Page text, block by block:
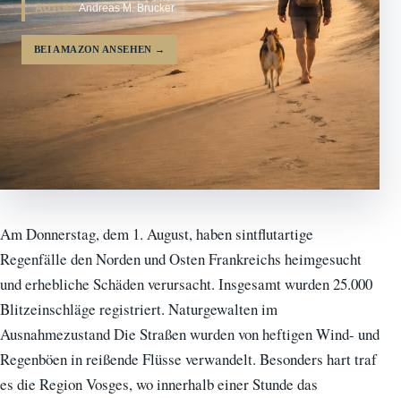
AUTOR:Andreas M. Brucker
BEI AMAZON ANSEHEN →
Am Donnerstag, dem 1. August, haben sintflutartige
Regenfälle den Norden und Osten Frankreichs heimgesucht
und erhebliche Schäden verursacht. Insgesamt wurden 25.000
Blitzeinschläge registriert. Naturgewalten im
Ausnahmezustand Die Straßen wurden von heftigen Wind- und
Regenböen in reißende Flüsse verwandelt. Besonders hart traf
es die Region Vosges, wo innerhalb einer Stunde das